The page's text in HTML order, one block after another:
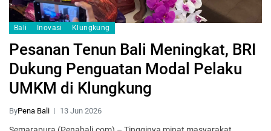
Bali Inovasi Klungkung
Pesanan Tenun Bali Meningkat, BRI
Dukung Penguatan Modal Pelaku
UMKM di Klungkung
ByPena Bali 13 Jun 2026